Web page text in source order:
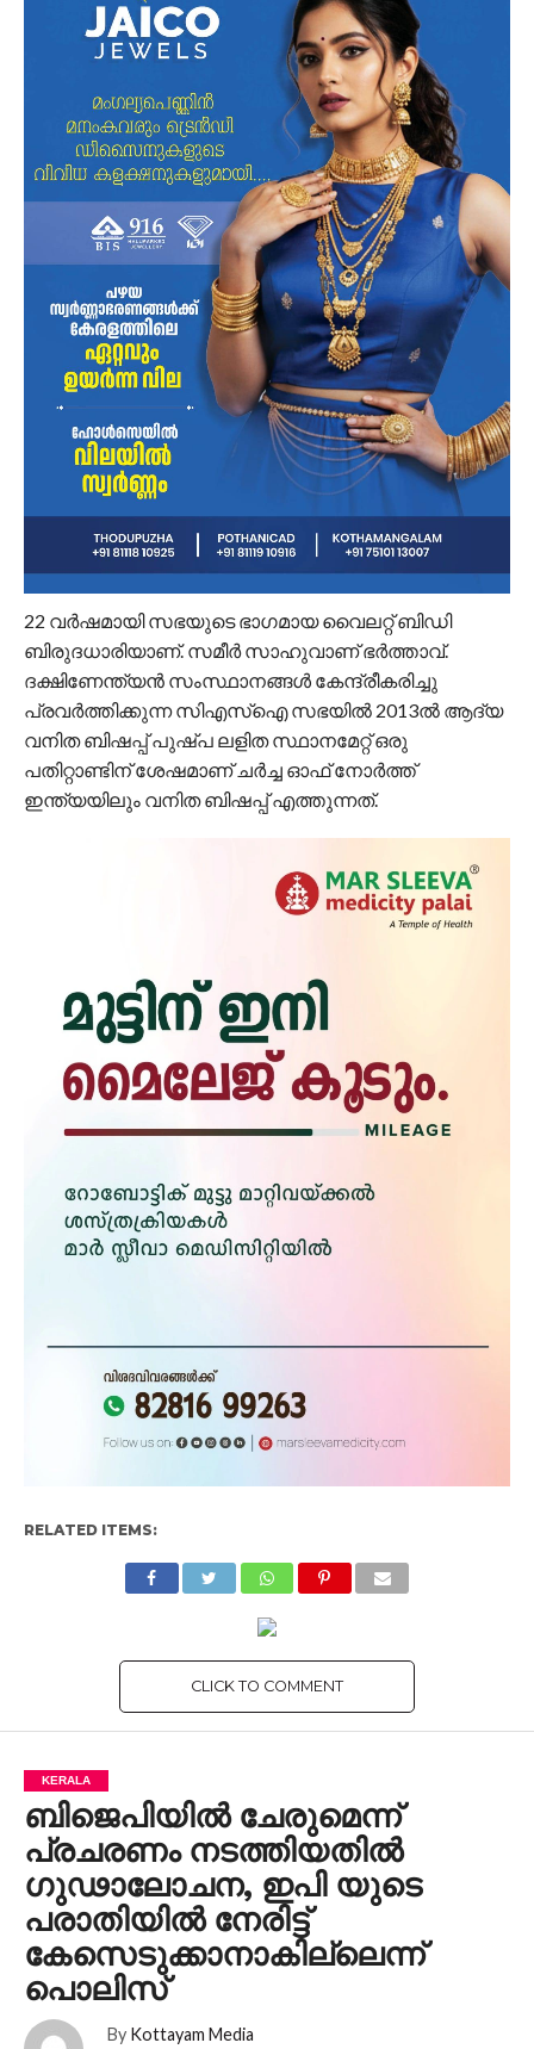
22 വർഷമായി സഭയുടെ ഭാ​ഗമായ വൈലറ്റ് ബിഡി
ബിരുദധാരിയാണ്. സമീർ സാഹുവാണ് ഭർത്താവ്.
ദക്ഷിണേന്ത്യൻ സംസ്ഥാനങ്ങൾ കേന്ദ്രീകരിച്ചു
പ്രവർത്തിക്കുന്ന സിഎസ്‌ഐ സഭയിൽ 2013ൽ ആദ്യ
വനിത ബിഷപ്പ് പുഷ്‌പ ലളിത സ്ഥാനമേറ്റ് ഒരു
പതിറ്റാണ്ടിന് ശേഷമാണ് ചർച്ച ഓഫ് നോർത്ത്
ഇന്ത്യയിലും വനിത ബിഷപ്പ് എത്തുന്നത്.
RELATED ITEMS:
CLICK TO COMMENT
KERALA
ബിജെപിയിൽ ചേരുമെന്ന്
പ്രചരണം നടത്തിയതിൽ
ഗുഢാലോചന, ഇപി യുടെ
പരാതിയില്‍ നേരിട്ട്
കേസെടുക്കാനാകില്ലെന്ന്
പൊലിസ്
By Kottayam Media